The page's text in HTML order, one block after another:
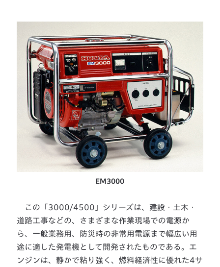
EM3000
この「3000/4500」シリーズは、建設・土木・
道路工事などの、さまざまな作業現場での電源か
ら、一般業務用、防災時の非常用電源まで幅広い用
途に適した発電機として開発されたものである。エ
ンジンは、静かで粘り強く、燃料経済性に優れた4サ